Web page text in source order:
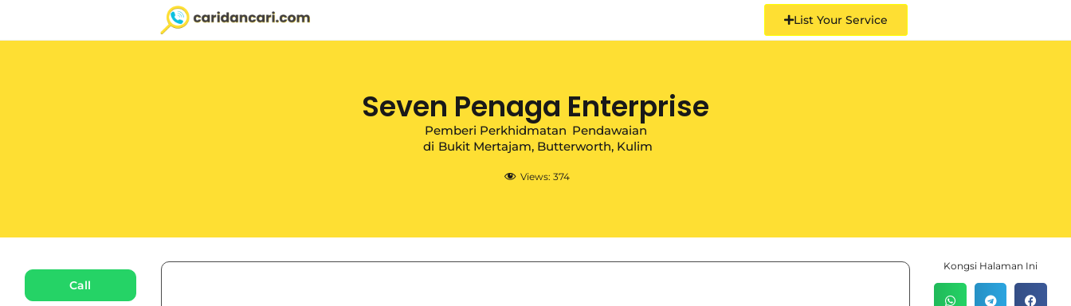
List Your Service
Seven Penaga Enterprise
Pemberi Perkhidmatan Pendawaian
di Bukit Mertajam, Butterworth, Kulim
Views: 374
Call
Kongsi Halaman Ini